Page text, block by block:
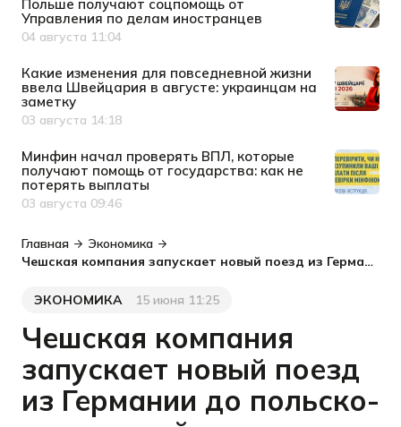
Польше получают соцпомощь от
Управления по делам иностранцев
Дата публикации
04 августа 11:04
Какие изменения для повседневной жизни
ввела Швейцария в августе: украинцам на
заметку
Дата публикации
03 августа 14:18
Минфин начал проверять ВПЛ, которые
получают помощь от государства: как не
потерять выплаты
Дата публикации
03 августа 09:46
Главная
Экономика
Чешская компания запускает новый поезд из Германии до польско-украинской границы
Категория
ЭКОНОМИКА
Дата публикации15 июня 11:25
Чешская компания
запускает новый поезд
из Германии до польско-